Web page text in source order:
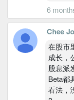
6
Chee
在股市
成长，
股息派
Beta都
看法，